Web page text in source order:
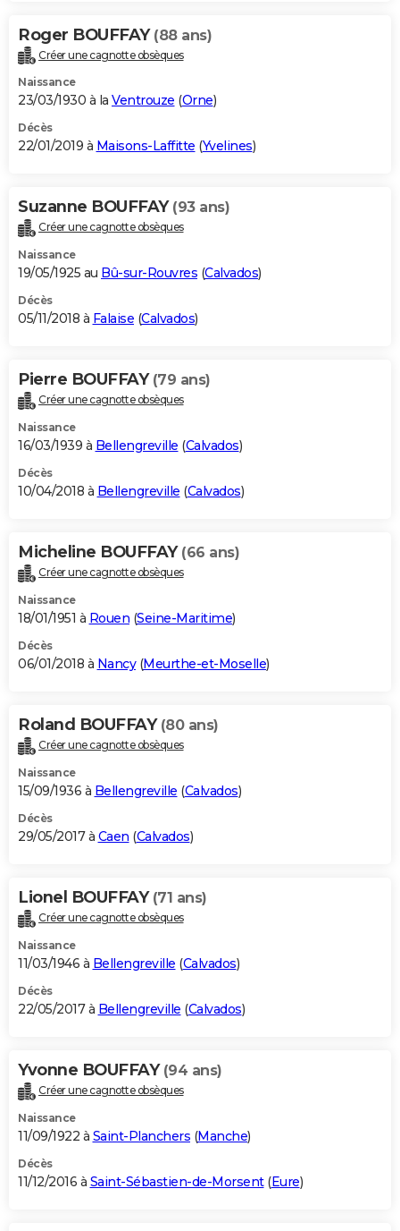
Roger BOUFFAY (88 ans)
Créer une cagnotte obsèques
Naissance
23/03/1930 à la Ventrouze (Orne)
Décès
22/01/2019 à Maisons-Laffitte (Yvelines)
Suzanne BOUFFAY (93 ans)
Créer une cagnotte obsèques
Naissance
19/05/1925 au Bû-sur-Rouvres (Calvados)
Décès
05/11/2018 à Falaise (Calvados)
Pierre BOUFFAY (79 ans)
Créer une cagnotte obsèques
Naissance
16/03/1939 à Bellengreville (Calvados)
Décès
10/04/2018 à Bellengreville (Calvados)
Micheline BOUFFAY (66 ans)
Créer une cagnotte obsèques
Naissance
18/01/1951 à Rouen (Seine-Maritime)
Décès
06/01/2018 à Nancy(Meurthe-et-Moselle)
Roland BOUFFAY (80 ans)
Créer une cagnotte obsèques
Naissance
15/09/1936 à Bellengreville (Calvados)
Décès
29/05/2017 à Caen (Calvados)
Lionel BOUFFAY (71 ans)
Créer une cagnotte obsèques
Naissance
11/03/1946 à Bellengreville (Calvados)
Décès
22/05/2017 à Bellengreville (Calvados)
Yvonne BOUFFAY (94 ans)
Créer une cagnotte obsèques
Naissance
11/09/1922 à Saint-Planchers (Manche)
Décès
11/12/2016 à Saint-Sébastien-de-Morsent(Eure)